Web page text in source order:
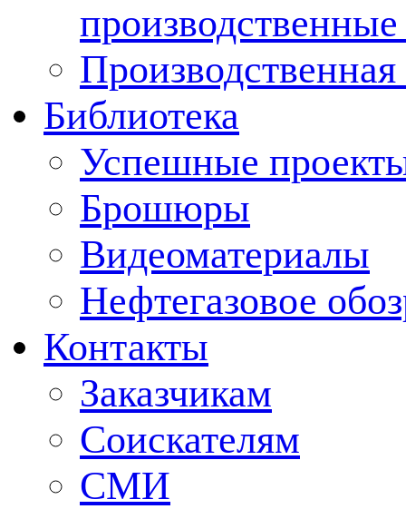
Производственная
Библиотека
Успешные
Брошюры
Видеоматериалы
Нефтегазовое
Контакты
Заказчикам
Соискателям
СМИ